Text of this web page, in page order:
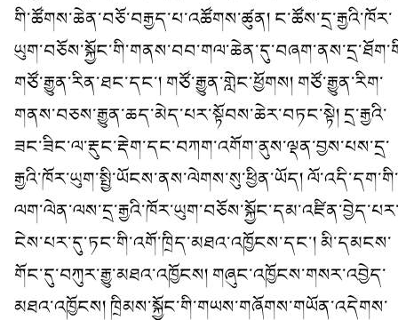
གི་ཚོགས་ཆེན་བཅོ་བརྒྱད་པ་འཚོགས་ཚུན། ང་ཚོས་དྲ་རྒྱའི་ཁོར་
གཙོ་རྒྱུན་རིན་ཐང་དང་། གཙོ་རྒྱུན་གླེང་ཕྱོགས། གཙོ་རྒྱུན་རིག་
གནས་བཅས་རྒྱུན་ཆད་མེད་པར་སྟོབས་ཆེར་བཏང་སྟེ། དྲ་རྒྱའི་
ཟང་ཟིང་ལ་རྡུང་རྡེག་དང་བཀག་འགོག་ནུས་ལྡན་བྱས་པས་དྲ་
རྒྱའི་ཁོར་ཡུག་སྤྱི་ཡོངས་ནས་ལེགས་སུ་ཕྱིན་ཡོད། ལོ་འདི་དག་གི་
ངེས་པར་དུ་ཏང་གི་འགོ་ཁྲིད་མཐའ་འཁྱོངས་དང་། མི་དམངས་
གོང་དུ་བཀུར་རྒྱུ་མཐའ་འཁྱོངས། གཞུང་འཁྱོངས་གསར་འབྱེད་
མཐའ་འཁྱོངས། ཁྲིམས་སྐྱོང་གི་གཡས་གཞོགས་གཡོན་འདེགས་